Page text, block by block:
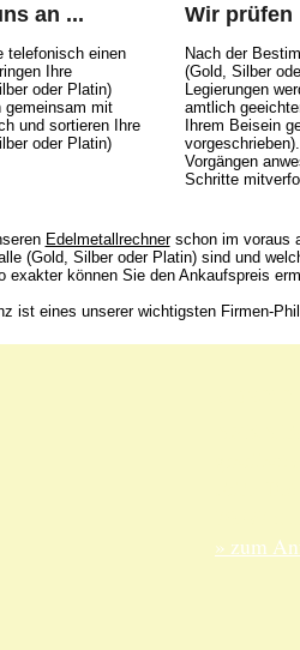
an ...
telefonisch einen
Ihre
oder Platin)
mit
und sortieren Ihre
oder Platin)
Wir prüfen
Nach der
(Gold, Silber
Legierungen
amtlich
Ihrem Beisein
Vorgängen
Schritte
Edelmetallrechnerschon im voraus
(Gold, Silber oder Platin) sind und
exakter können Sie den Ankaufspreis
ist eines unserer wichtigsten Firmen-
» zum